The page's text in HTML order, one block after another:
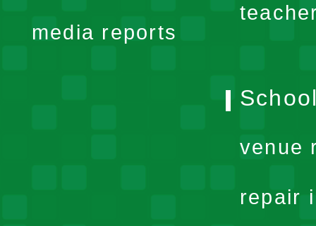
media reports
venue
repair